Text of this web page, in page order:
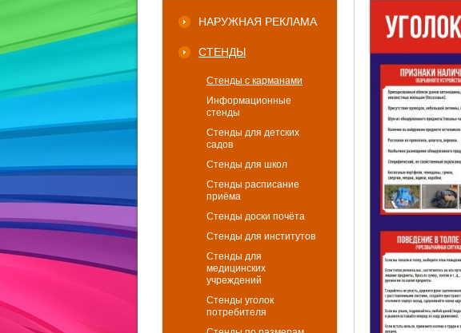
НАРУЖНАЯ РЕКЛАМА
СТЕНДЫ
Стенды с карманами
Информационные
стенды
Стенды для детских
садов
Стенды для школ
Стенды расписание
приёма
Стенды доски почёта
Стенды для институтов
Стенды для
медицинских
учреждений
Стенды уголок
потребителя